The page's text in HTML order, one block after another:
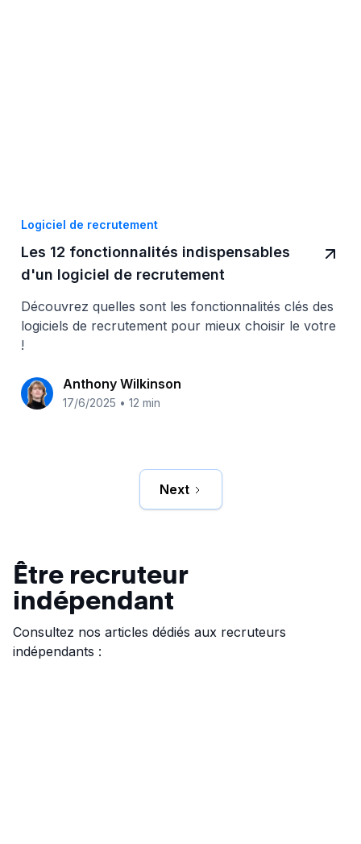
Logiciel de recrutement
Les 12 fonctionnalités indispensables
d'un logiciel de recrutement
Découvrez quelles sont les fonctionnalités clés des
logiciels de recrutement pour mieux choisir le votre
!
Anthony Wilkinson
17/6/2025 • 12 min
Next
Être recruteur
indépendant
Consultez nos articles dédiés aux recruteurs
indépendants :